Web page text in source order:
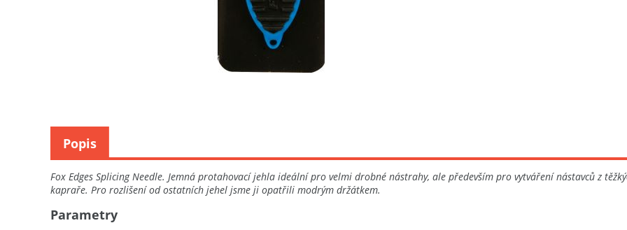
Fox Edges Splicing Needle. Jemná protahovací jehla ideální pro velmi drobné nástrahy, ale především pro vytváření nástavců z
kapraře. Pro rozlišení od ostatních jehel jsme ji opatřili modrým držátkem.
Parametry
Popis